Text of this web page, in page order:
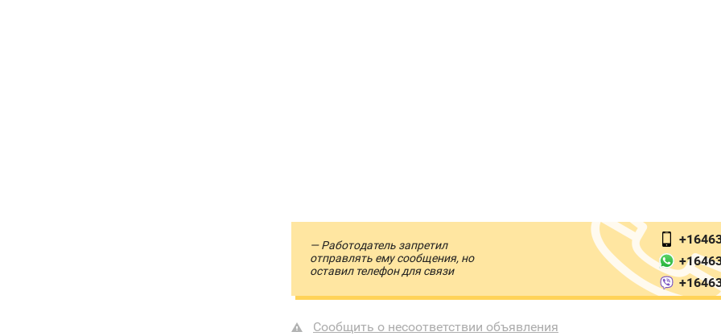
— Работодатель запретил
отправлять ему сообщения, но
оставил телефон для связи
Сообщить о несоответствии объявления